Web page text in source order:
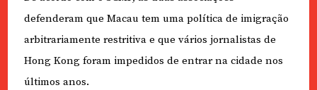
defenderam que Macau tem uma política de imigração
arbitrariamente restritiva e que vários jornalistas de
Hong Kong foram impedidos de entrar na cidade nos
últimos anos.